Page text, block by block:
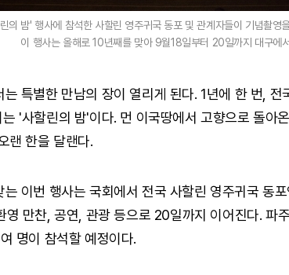
의 밤' 행사에 참석한 사할린 영주귀국 동포 및 관계자들이 기념촬영
이 행사는 올해로 10년째를 맞아 9월18일부터 20일까지 대구에
특별한 만남의 장이 열리게 된다. 1년에 한 번, 전
'사할린의 밤'이다. 먼 이국땅에서 고향으로 돌아
랜 한을 달랜다.
이번 행사는 국회에서 전국 사할린 영주귀국 동
영 만찬, 공연, 관광 등으로 20일까지 이어진다. 파
명이 참석할 예정이다.